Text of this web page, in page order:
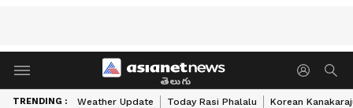
తెలుగు
TRENDING : Weather Update Today Rasi Phalalu Korean